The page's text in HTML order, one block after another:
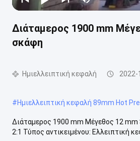
Διάταμερος 1900 mm
σκάφη
Ημιελλειπτική κεφαλή 2022-
#Ημιελλειπτική κεφαλή 89mm Hot
Διάταμερος 1900 mm Μέγεθος 12 mm
2:1 Τύπος αντικειμένου: Ελλειπτική